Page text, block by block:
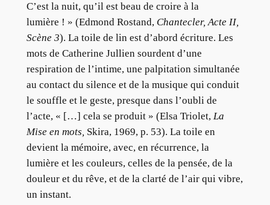
C’est la nuit, qu’il est beau de croire à la
lumière ! » (Edmond Rostand, Chantecler, Acte II,
Scène 3). La toile de lin est d’abord écriture. Les
mots de Catherine Jullien sourdent d’une
respiration de l’intime, une palpitation simultanée
au contact du silence et de la musique qui conduit
le souffle et le geste, presque dans l’oubli de
l’acte, « […] cela se produit » (Elsa Triolet, La
Mise en mots, Skira, 1969, p. 53). La toile en
devient la mémoire, avec, en récurrence, la
lumière et les couleurs, celles de la pensée, de la
douleur et du rêve, et de la clarté de l’air qui vibre,
un instant.